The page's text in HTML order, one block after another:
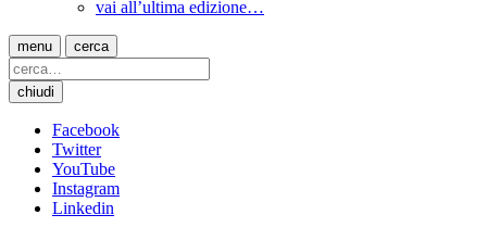
vai all’ultima edizione…
menu cerca
chiudi
Facebook
Twitter
YouTube
Instagram
Linkedin